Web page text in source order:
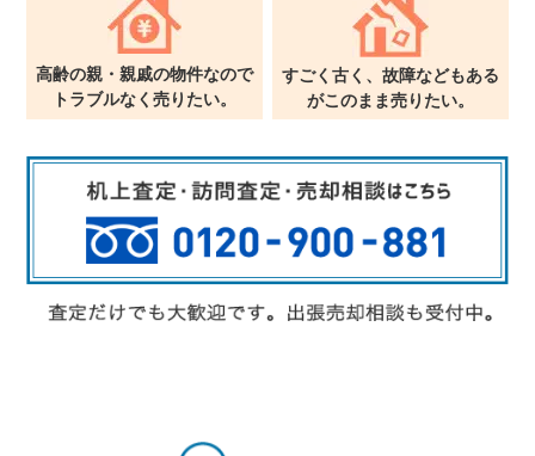
高齢の親・親戚の物件なので
トラブルなく売りたい。
すごく古く、故障などもある
がこのまま売りたい。